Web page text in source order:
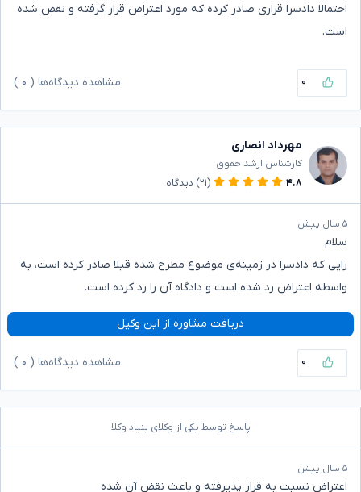
احتمالا دادسرا قراری صادر کرده که مورد اعتراض قرار گرفته و نقض شده
است.
۰ مشاهده دیدگاه‌ها ( ۰
مهرداد انصاری
کارشناس ارشد حقوق
۴.۸
(۲۱) دیدگاه
۵ سال پیش
سلام
رایی که دادسرا در زمینه‌ی موضوع مطرح شده قبلا صادر کرده است، به
واسطه اعتراض رد شده است و دادگاه آن را رد کرده است.
دریافت مشاوره از این وکیل
۰ مشاهده دیدگاه‌ها ( ۰
پاسخ توسط یکی از وکلای بنیاد وکلا
۵ سال پیش
اعتراض نسبت به قرار پذیرفته و باعث نقض آن شده